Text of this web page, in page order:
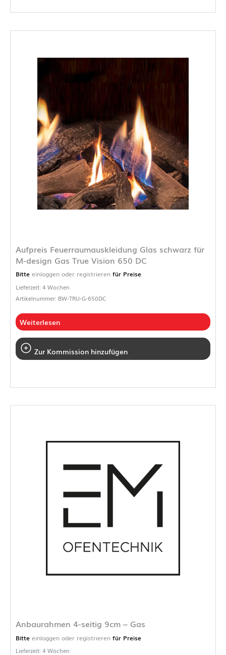
Aufpreis Feuerraumauskleidung Glas schwarz für
M-design Gas True Vision 650 DC
Bitte einloggen oder registrieren für Preise
Lieferzeit: 4 Wochen
Artikelnummer: BW-TRU-G-650DC
Weiterlesen
Zur Kommission hinzufügen
Anbaurahmen 4-seitig 9cm – Gas
Bitte einloggen oder registrieren für Preise
Lieferzeit: 4 Wochen